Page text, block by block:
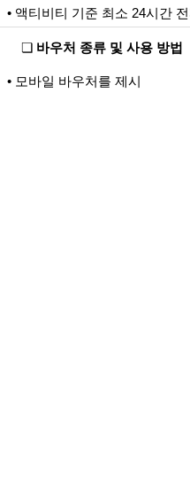
• 액티비티 기준 최소 24시간
❏ 바우처 종류 및 사용 방법
• 모바일 바우처를 제시